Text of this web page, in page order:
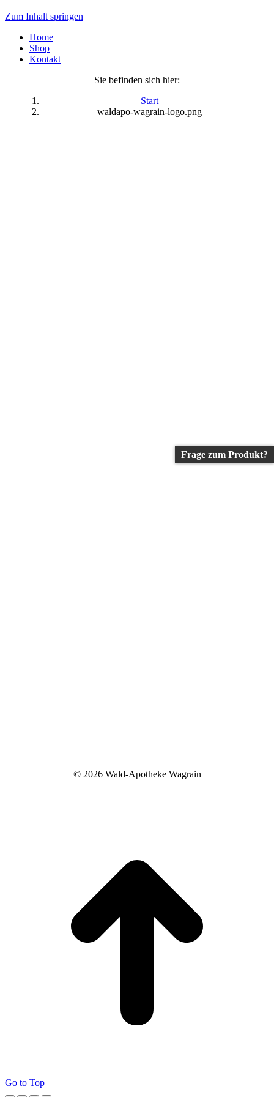
Zum Inhalt springen
Home
Shop
Kontakt
Sie befinden sich hier:
Start
waldapo-wagrain-logo.png
© 2026 Wald-Apotheke Wagrain
Go to Top
Frage zum Produkt?